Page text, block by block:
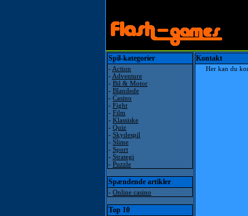
Spil-kategorier
- Action
- Adventure
- Bil & Motor
- Blandede
- Casino
- Fight
- Film
- Klassiske
- Quiz
- Skydespil
- Slime
- Sport
- Strategi
- Puzzle
Spændende artikler
- Online casino
Top 10
Kontakt
Her kan du